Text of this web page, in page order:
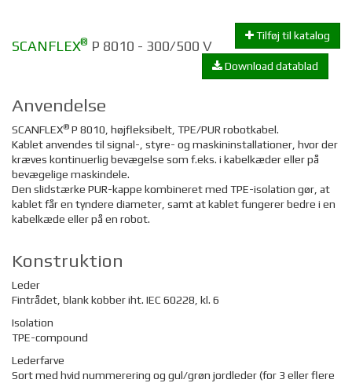
SCANFLEX® P 8010 - 300/500 V
Tilføj til katalog
Download datablad
Anvendelse
SCANFLEX® P 8010, højfleksibelt, TPE/PUR robotkabel.
Kablet anvendes til signal-, styre- og maskininstallationer, hvor der
kræves kontinuerlig bevægelse som f.eks. i kabelkæder eller på
bevægelige maskindele.
Den slidstærke PUR-kappe kombineret med TPE-isolation gør, at
kablet får en tyndere diameter, samt at kablet fungerer bedre i en
kabelkæde eller på en robot.
Konstruktion
Leder
Fintrådet, blank kobber iht. IEC 60228, kl. 6
Isolation
TPE-compound
Lederfarve
Sort med hvid nummerering og gul/grøn jordleder (for 3 eller flere